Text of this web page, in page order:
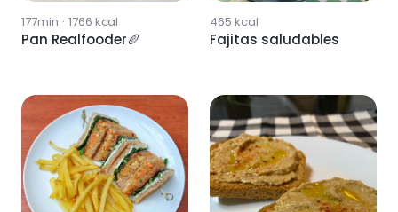
177min · 1766 kcal
Pan Realfooder🥖
465 kcal
Fajitas saludables